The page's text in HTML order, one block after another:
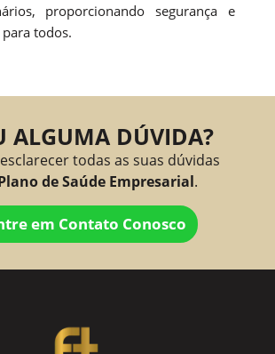
proporcionando segurança e
todos.
ALGUMA DÚVIDA?
todas as suas dúvidas
de Saúde Empresarial.
em Contato Conosco